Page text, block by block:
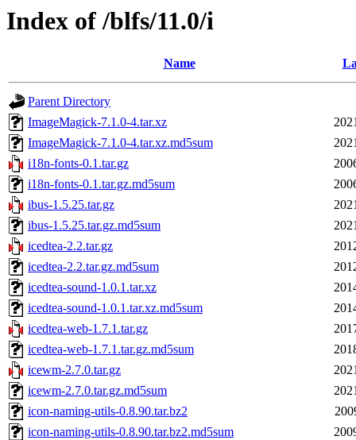
Index of /blfs/11.0/i
Name
Parent Directory
ImageMagick-7.1.0-4.tar.xz
ImageMagick-7.1.0-4.tar.xz.md5sum
i18n-fonts-0.1.tar.gz
i18n-fonts-0.1.tar.gz.md5sum
ibus-1.5.25.tar.gz
ibus-1.5.25.tar.gz.md5sum
icedtea-2.2.tar.gz
icedtea-2.2.tar.gz.md5sum
icedtea-sound-1.0.1.tar.xz
icedtea-sound-1.0.1.tar.xz.md5sum
icedtea-web-1.7.1.tar.gz
icedtea-web-1.7.1.tar.gz.md5sum
icewm-2.7.0.tar.gz
icewm-2.7.0.tar.gz.md5sum
icon-naming-utils-0.8.90.tar.bz2
icon-naming-utils-0.8.90.tar.bz2.md5sum